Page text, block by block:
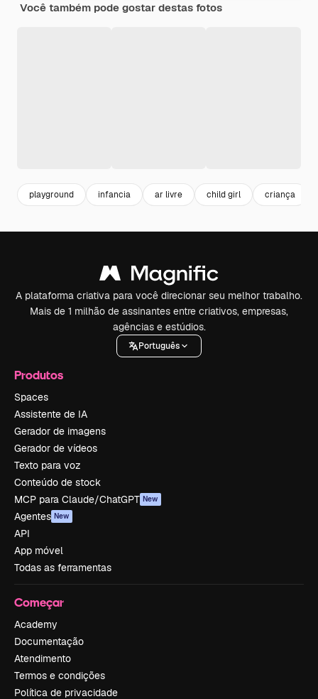
Você também pode gostar destas fotos
playground infancia ar livre child girl criança
A plataforma criativa para você direcionar seu melhor trabalho.
Mais de 1 milhão de assinantes entre criativos, empresas,
agências e estúdios.
Português
Produtos
Spaces
Assistente de IA
Gerador de imagens
Gerador de vídeos
Texto para voz
Conteúdo de stock
MCP para Claude/ChatGPT New
Agentes New
API
App móvel
Todas as ferramentas
Começar
Academy
Documentação
Atendimento
Termos e condições
Política de privacidade